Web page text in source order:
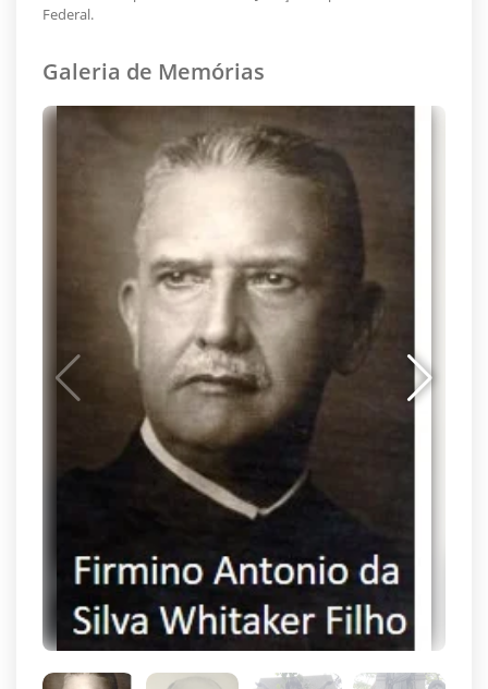
Federal.
Galeria de Memórias